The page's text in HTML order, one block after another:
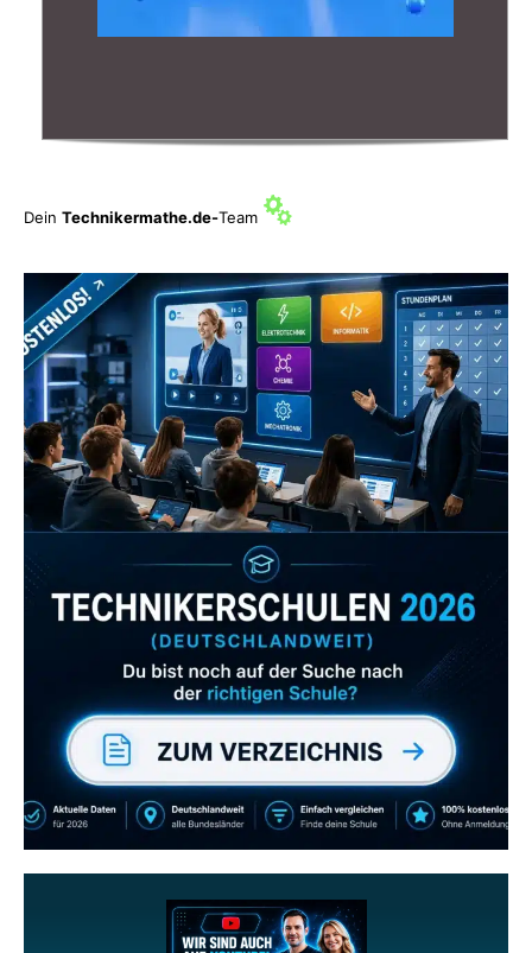
Dein Technikermathe.de-Team
Zum Verzeichnis
Abonniere uns auch
gerne
wenn dir unsere Videos gefallen!
ZUM YOUTUBE KANAL